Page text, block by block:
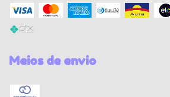
Meios de envio